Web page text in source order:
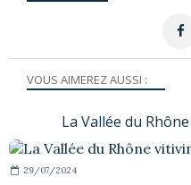
VOUS AIMEREZ AUSSI :
La Vallée du
29/07/2024